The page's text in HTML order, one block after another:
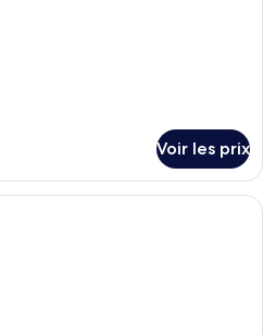
Voir les prix